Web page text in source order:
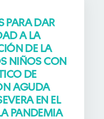
PARA DAR
A LA
DE LA
NIÑOS CON
DE
AGUDA
EN EL
PANDEMIA